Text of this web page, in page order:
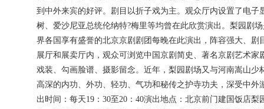
到中外来宾的好评。剧目以折子戏为主。观众厅内设置了电
树、爱沙尼亚总统伦纳特?梅里等均曾在此欣赏演出。梨园剧
界各国享有盛誉的北京京剧剧团每晚在此演出，阵容强大、
展厅和展卖厅内，观众可浏览中国京剧简史、著名京剧艺术
戏装、勾画脸谱、摄影留念。近年，梨园剧场又与河南嵩山
高深的内功、外功、轻功、气功和秘传之护寺功夫，深受中
出时间：每天19：30至20：40演出地点：北京前门建国饭店